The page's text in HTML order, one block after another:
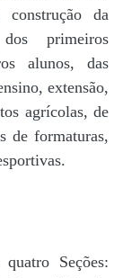
da
primeiros
alunos, das
extensão,
agrícolas, de
de formaturas,
Seções: